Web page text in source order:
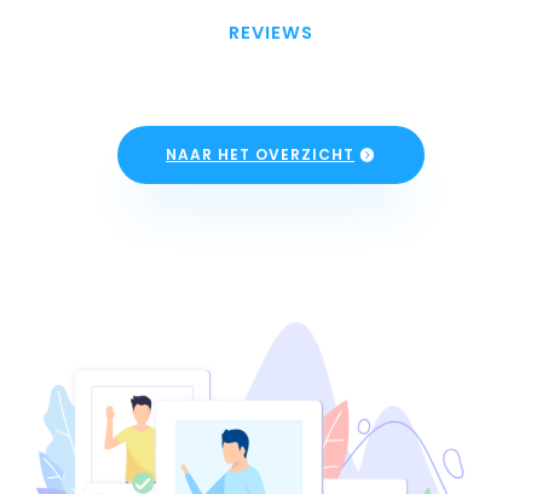
REVIEWS
NAAR HET OVERZICHT